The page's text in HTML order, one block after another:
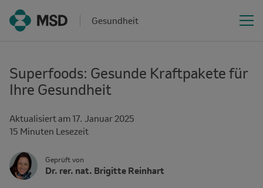
Gesundheit
Superfoods: Gesunde Kraftpakete für
Ihre Gesundheit
Aktualisiert am17. Januar 2025
Time
15 Minuten Lesezeit
Author Geprüft von
Author's
Avatar
Name
Dr. rer. nat. Brigitte Reinhart